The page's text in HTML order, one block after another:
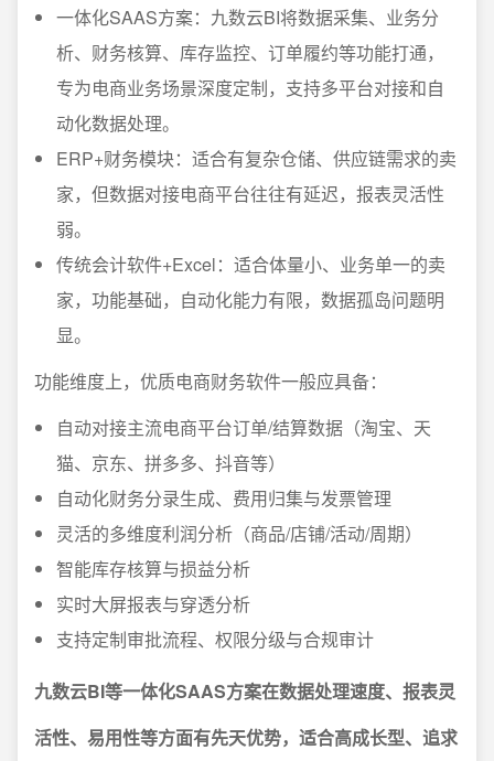
一体化SAAS方案：九数云BI将数据采集、业务分
析、财务核算、库存监控、订单履约等功能打通，
专为电商业务场景深度定制，支持多平台对接和自
动化数据处理。
ERP+财务模块：适合有复杂仓储、供应链需求的卖
家，但数据对接电商平台往往有延迟，报表灵活性
弱。
传统会计软件+Excel：适合体量小、业务单一的卖
家，功能基础，自动化能力有限，数据孤岛问题明
显。
功能维度上，优质电商财务软件一般应具备：
自动对接主流电商平台订单/结算数据（淘宝、天
猫、京东、拼多多、抖音等）
自动化财务分录生成、费用归集与发票管理
灵活的多维度利润分析（商品/店铺/活动/周期）
智能库存核算与损益分析
实时大屏报表与穿透分析
支持定制审批流程、权限分级与合规审计
九数云BI等一体化SAAS方案在数据处理速度、报表灵
活性、易用性等方面有先天优势，适合高成长型、追求